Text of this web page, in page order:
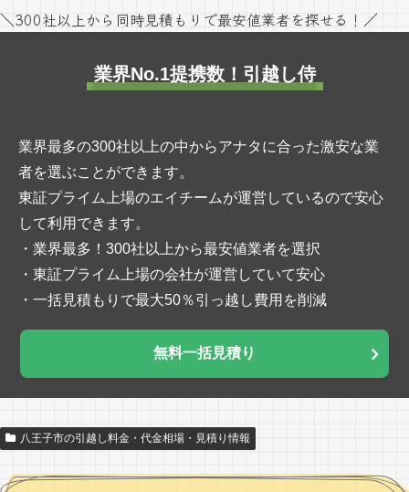
＼300社以上から同時見積もりで最安値業者を探せる！／
業界No.1提携数！引越し侍
業界最多の300社以上の中からアナタに合った激安な業
者を選ぶことができます。
東証プライム上場のエイチームが運営しているので安心
して利用できます。
・業界最多！300社以上から最安値業者を選択
・東証プライム上場の会社が運営していて安心
・一括見積もりで最大50％引っ越し費用を削減
無料一括見積り
八王子市の引越し料金・代金相場・見積り情報